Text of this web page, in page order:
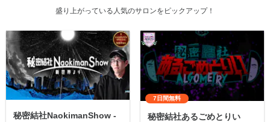
盛り上がっている人気のサロンをピックアップ！
秘密結社NaokimanShow -
7日間無料
秘密結社あるごめとりい